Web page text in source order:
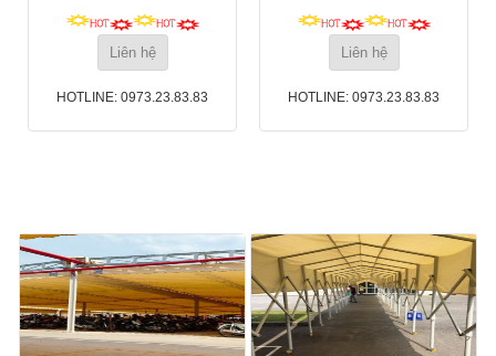
Liên hệ
HOTLINE: 0973.23.83.83
Liên hệ
HOTLINE: 0973.23.83.83